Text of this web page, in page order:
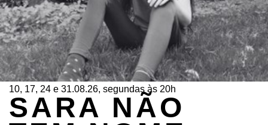
10, 17, 24 e 31.08.26, segundas às 20h
SARA NÃO